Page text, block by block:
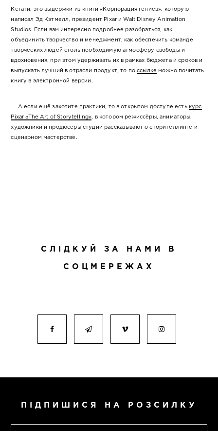
Кстати, это выдержки из книги «Корпорация гениев», которую
написал Эд Кэтмелл, президент Pixar и Walt Disney Animation
Studios. Если вам интересно подробнее разобраться, как
объединить творчество и менеджмент, как обеспечить команде
творческих людей столь необходимую атмосферу свободы и
вдохновения, при этом удерживать их в рамках бюджета и сроков и
выпускать лучший в отрасли продукт, то поссылке можно почитать
книгу в электронной версии.
А если ещё захотите практики, то в открытом доступе есть курс
Pixar «The Art of Storytelling», в котором режиссёры, аниматоры,
художники и продюсеры студии рассказывают о сторителлинге и
сценарном мастерстве.
СЛІДКУЙ ЗА НАМИ В
СОЦМЕРЕЖАХ
ПІДПИШИСЯ НА РОЗСИЛКУ